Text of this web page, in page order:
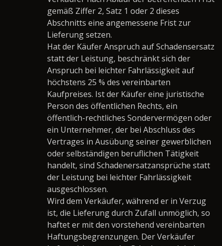
gemäß Ziffer 2, Satz 1 oder 2 dieses
Abschnitts eine angemessene Frist zur
Lieferung setzen.
Hat der Käufer Anspruch auf Schadensersatz
statt der Leistung, beschränkt sich der
Anspruch bei leichter Fahrlässigkeit auf
höchstens 25 % des vereinbarten
Kaufpreises. Ist der Käufer eine juristische
Person des öffentlichen Rechts, ein
öffentlich-rechtliches Sondervermögen oder
ein Unternehmer, der bei Abschluss des
Vertrages in Ausübung seiner gewerblichen
oder selbständigen beruflichen Tätigkeit
handelt, sind Schadenersatzansprüche statt
der Leistung bei leichter Fahrlässigkeit
ausgeschlossen.
Wird dem Verkäufer, während er in Verzug
ist, die Lieferung durch Zufall unmöglich, so
haftet er mit den vorstehend vereinbarten
Haftungsbegrenzungen. Der Verkäufer